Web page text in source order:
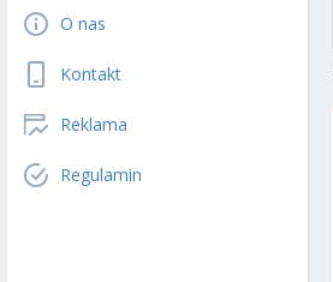
O nas
Kontakt
Reklama
Regulamin